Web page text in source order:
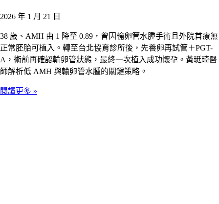
2026 年 1 月 21 日
38 歲、AMH 由 1 降至 0.89，曾因輸卵管水腫手術且外院首療無
正常胚胎可植入。轉至台北協育診所後，先養卵再試管＋PGT-
A，術前再確認輸卵管狀態，最終一次植入成功懷孕。黃珽琦醫
師解析低 AMH 與輸卵管水腫的關鍵策略。
閱讀更多 »